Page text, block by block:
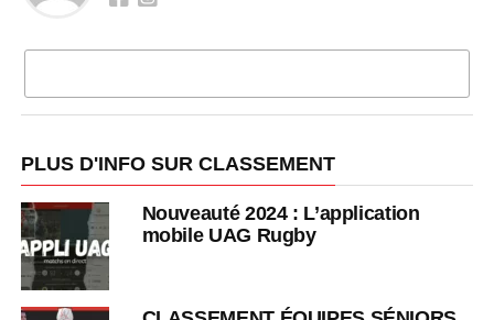
PLUS D'INFO SUR CLASSEMENT
Nouveauté 2024 : L’application
mobile UAG Rugby